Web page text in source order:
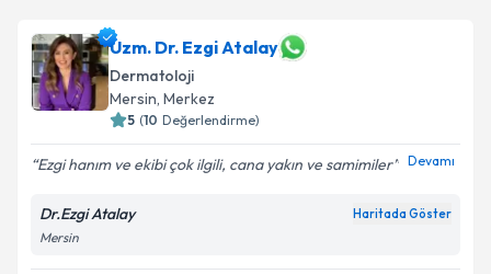
için bir takvim hazırlandığında e-posta ile
bilgilendireceğiz.
E-posta Adresiniz
Kişisel verilerimin işlenmesine ilişkin
Aydınlatma
Uzm. Dr. Ezgi Atalay
Dermatoloji
Mersin, Merkez
5 (10 Değerlendirme)
Ezgi hanım ve ekibi çok ilgili, cana yakın ve samimiler Devamı
Dr.Ezgi Atalay Haritada Göster
Mersin